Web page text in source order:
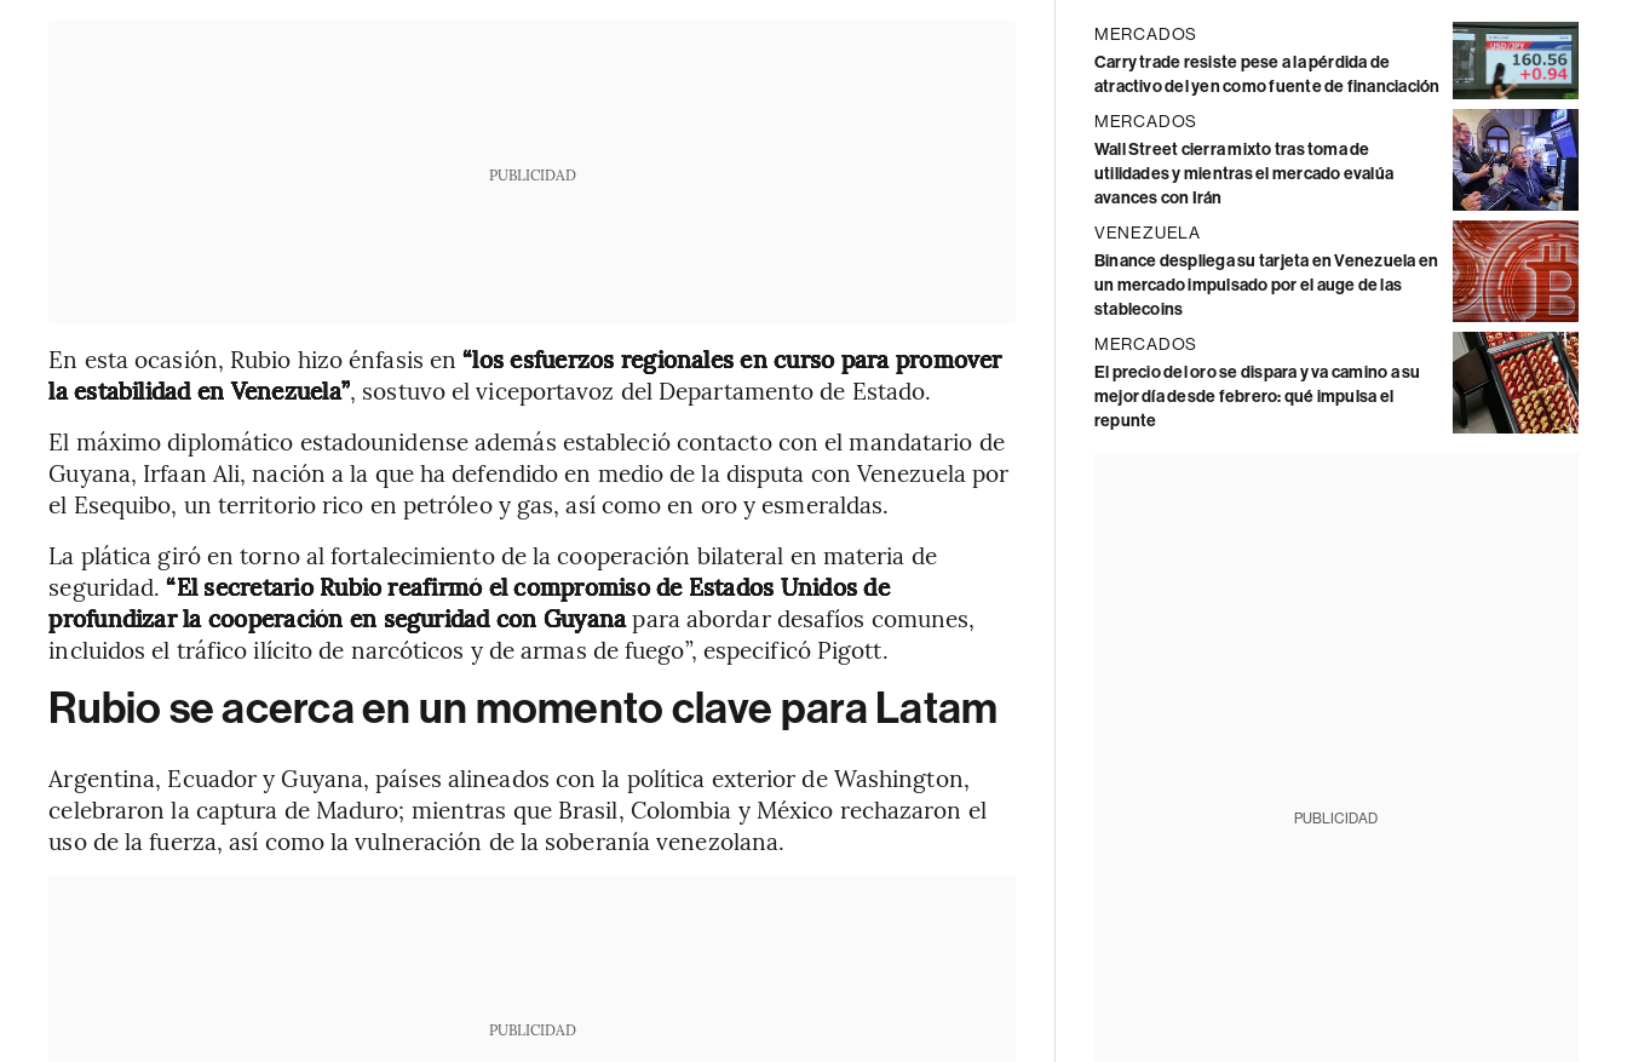
PUBLICIDAD
En esta ocasión, Rubio hizo énfasis en“los esfuerzos regionales en curso para promover
la estabilidad en Venezuela”, sostuvo el viceportavoz del Departamento de Estado.
El máximo diplomático estadounidense además estableció contacto con el mandatario de
Guyana, Irfaan Ali, nación a la que ha defendido en medio de la disputa con Venezuela por
el Esequibo, un territorio rico en petróleo y gas, así como en oro y esmeraldas.
La plática giró en torno al fortalecimiento de la cooperación bilateral en materia de
seguridad.“El secretario Rubio reafirmó el compromiso de Estados Unidos de
profundizar la cooperación en seguridad con Guyanapara abordar desafíos comunes,
incluidos el tráfico ilícito de narcóticos y de armas de fuego”, especificó Pigott.
Rubio se acerca en un momento clave para Latam
Argentina, Ecuador y Guyana, países alineados con la política exterior de Washington,
celebraron la captura de Maduro; mientras que Brasil, Colombia y México rechazaron el
uso de la fuerza, así como la vulneración de la soberanía venezolana.
PUBLICIDAD
MERCADOS
Carry trade resiste pese a la pérdida de
atractivo del yen como fuente de financiación
MERCADOS
Wall Street cierra mixto tras toma de
utilidades y mientras el mercado evalúa
avances con Irán
VENEZUELA
Binance despliega su tarjeta en Venezuela en
un mercado impulsado por el auge de las
stablecoins
MERCADOS
El precio del oro se dispara y va camino a su
mejor día desde febrero: qué impulsa el
repunte
PUBLICIDAD